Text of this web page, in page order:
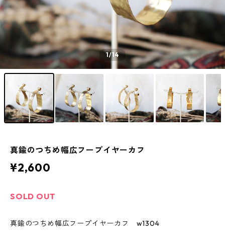
1/14
真鍮のつちめ幅広フープイヤーカフ
¥2,600
SOLD OUT
真鍮のつちめ幅広フープイヤーカフ w1304